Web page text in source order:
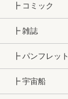
┣ コミック
┣ 雑誌
┣ パンフレット
┣ 宇宙船